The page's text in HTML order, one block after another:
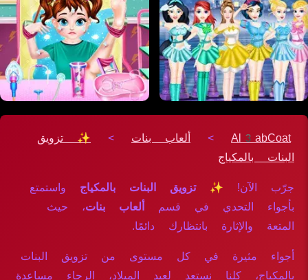
Al3abCoat
> ألعاب بنات >
✨ تزويق
البنات بالمكياج
جرّب الآن! ✨ تزويق البنات بالمكياج واستمتع
بأجواء التحدي في قسم
ألعاب بنات، حيث
المتعة والإثارة بانتظارك دائمًا.
أجواء مثيرة في كل مستوى من تزويق البنات
بالمكياج، كلنا نستعد لعيد الميلاد، الرجاء مساعدة